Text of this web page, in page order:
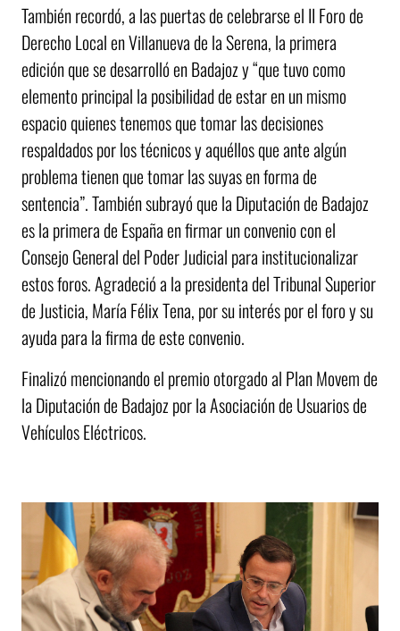
También recordó, a las puertas de celebrarse el II Foro de
Derecho Local en Villanueva de la Serena, la primera
edición que se desarrolló en Badajoz y “que tuvo como
elemento principal la posibilidad de estar en un mismo
espacio quienes tenemos que tomar las decisiones
respaldados por los técnicos y aquéllos que ante algún
problema tienen que tomar las suyas en forma de
sentencia”. También subrayó que la Diputación de Badajoz
es la primera de España en firmar un convenio con el
Consejo General del Poder Judicial para institucionalizar
estos foros. Agradeció a la presidenta del Tribunal Superior
de Justicia, María Félix Tena, por su interés por el foro y su
ayuda para la firma de este convenio.
Finalizó mencionando el premio otorgado al Plan Movem de
la Diputación de Badajoz por la Asociación de Usuarios de
Vehículos Eléctricos.